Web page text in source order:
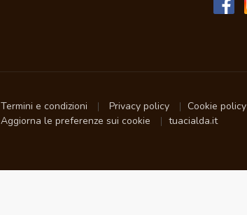
Termini e condizioni Privacy policy
Cookie policy
Aggiorna le preferenze sui cookie
tuacialda.it